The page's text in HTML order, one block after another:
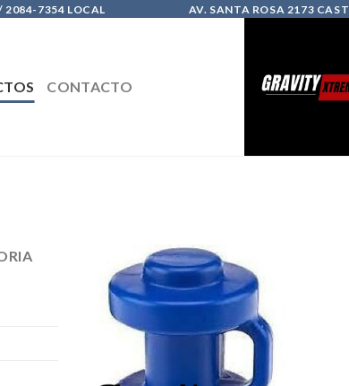
7354 LOCAL AV. SANTA ROSA 2173
CONTACTO